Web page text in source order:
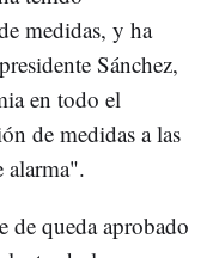
medidas, y ha
Sánchez,
en todo el
de medidas a las
alarma".
de queda aprobado